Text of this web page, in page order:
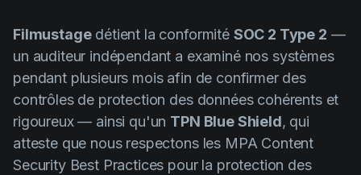
Filmustagedétient la conformité SOC 2 Type 2 —
un auditeur indépendant a examiné nos systèmes
pendant plusieurs mois afin de confirmer des
contrôles de protection des données cohérents et
rigoureux — ainsi qu'un TPN Blue Shield, qui
atteste que nous respectons les MPA Content
Security Best Practices pour la protection des